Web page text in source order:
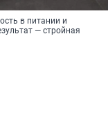
в питании и
— стройная